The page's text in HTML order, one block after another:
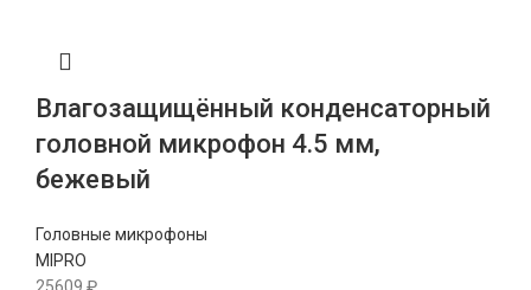
Влагозащищённый конденсаторный
головной микрофон 4.5 мм,
бежевый
Головные микрофоны
MIPRO